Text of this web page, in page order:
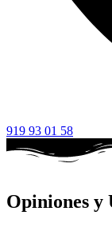
919 93 01 58
Opiniones y